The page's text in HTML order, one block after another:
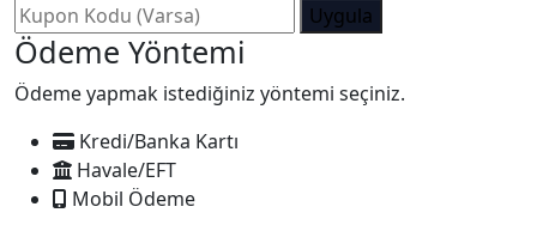
Uygula
Ödeme Yöntemi
Ödeme yapmak istediğiniz yöntemi seçiniz.
Kredi/Banka Kartı
Havale/EFT
Mobil Ödeme